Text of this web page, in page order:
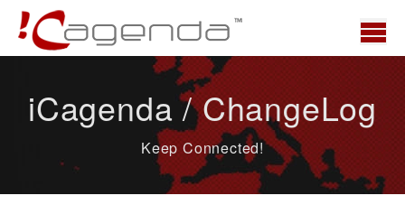
News
iCagenda / ChangeLog
Keep Connected!